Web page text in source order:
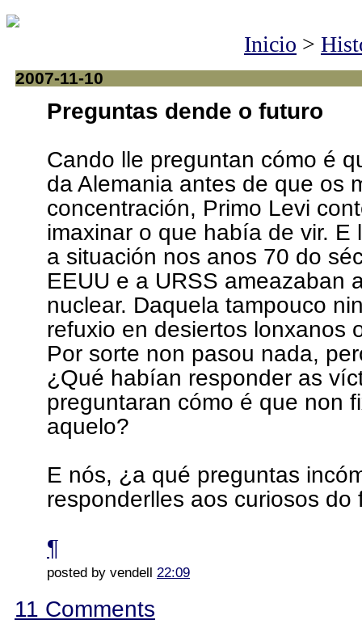
Inicio >
2007-11-10
Preguntas dende o futuro
Cando lle preguntan cómo é
da Alemania antes de que os
concentración, Primo Levi
imaxinar o que había de vir. E
a situación nos anos 70 do
EEUU e a URSS ameazaban
nuclear. Daquela tampouco
refuxio en desiertos lonxanos
Por sorte non pasou nada,
¿Qué habían responder as
preguntaran cómo é que non
aquelo?
E nós, ¿a qué preguntas
responderlles aos curiosos do
¶
posted by vendell 22:09
11 Comments